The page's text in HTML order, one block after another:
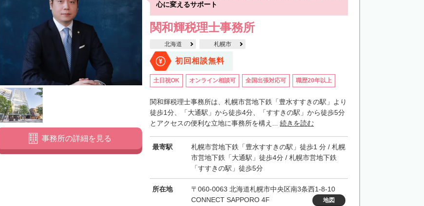
網走郡大空町 斜里郡斜里町
常呂郡置戸町 常呂郡佐呂間町 紋別郡湧別町 紋別郡滝上町 紋別郡興部町
紋別郡西興部村 紋別郡雄武町 白老郡白老町 沙流郡日高町
様似郡様似町 幌泉郡えりも町 日高郡新ひだか町 河東郡音更町
河東郡上士幌町 河東郡鹿追町 河西郡芽室町 河西郡中札内村 河西郡更別村 広尾郡大樹町
広尾郡広尾町 十勝郡浦幌町 釧路郡釧路町 厚岸郡厚岸町 厚岸郡浜中町
川上郡標茶町 白糠郡白糠町 野付郡別海町 標津郡中標津町
標津郡標津町 目梨郡羅臼町
心に変えるサポート
関和輝税理士事務所
北海道 札幌市
初回相談無料
土日祝OK オンライン相談可 全国出張対応可 職歴20年以上
関和輝税理士事務所は、札幌市営地下鉄「豊水すすきの駅」より
徒歩1分、「大通駅」から徒歩4分、「すすきの駅」から徒歩5分
とアクセスの便利な立地に事務所を構え... 続きを読む
最寄駅
札幌市営地下鉄「豊水すすきの駅」徒歩1 分 / 札幌
市営地下鉄「大通駅」徒歩4分 / 札幌市営地下鉄
「すすきの駅」徒歩5分
所在地
〒060-0063 北海道札幌市中央区南3条西1-8-10
CONNECT SAPPORO 4F
地図
事務所の詳細を見る